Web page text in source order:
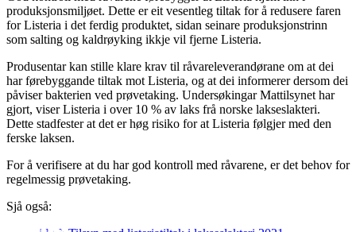
produksjonsmiljøet. Dette er eit vesentleg tiltak for å redusere faren
for Listeria i det ferdig produktet, sidan seinare produksjonstrinn
som salting og kaldrøyking ikkje vil fjerne Listeria.
Produsentar kan stille klare krav til råvareleverandørane om at dei
har førebyggande tiltak mot Listeria, og at dei informerer dersom dei
påviser bakterien ved prøvetaking. Undersøkingar Mattilsynet har
gjort, viser Listeria i over 10 % av laks frå norske lakseslakteri.
Dette stadfester at det er høg risiko for at Listeria følgjer med den
ferske laksen.
For å verifisere at du har god kontroll med råvarene, er det behov for
regelmessig prøvetaking.
Sjå også: